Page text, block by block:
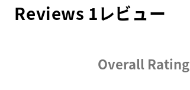
Reviews 1レビュー
Overall Rating